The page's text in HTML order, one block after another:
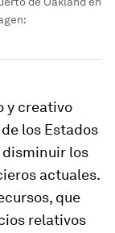
y creativo
los Estados
disminuir los
actuales.
que
relativos